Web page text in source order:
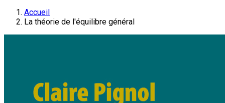
Accueil
La théorie de l'équilibre général